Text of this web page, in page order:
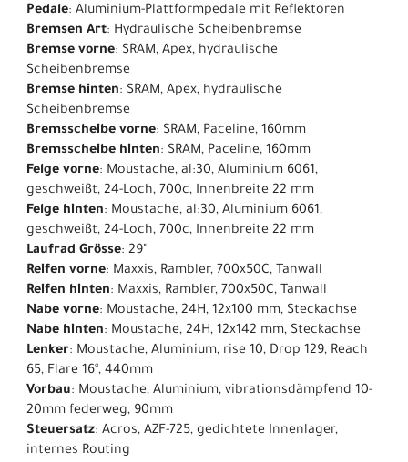
Pedale: Aluminium-Plattformpedale mit Reflektoren
Bremsen Art: Hydraulische Scheibenbremse
Bremse vorne: SRAM, Apex, hydraulische
Scheibenbremse
Bremse hinten: SRAM, Apex, hydraulische
Scheibenbremse
Bremsscheibe vorne: SRAM, Paceline, 160mm
Bremsscheibe hinten: SRAM, Paceline, 160mm
Felge vorne: Moustache, al:30, Aluminium 6061,
geschweißt, 24-Loch, 700c, Innenbreite 22 mm
Felge hinten: Moustache, al:30, Aluminium 6061,
geschweißt, 24-Loch, 700c, Innenbreite 22 mm
Laufrad Grösse: 29"
Reifen vorne: Maxxis, Rambler, 700x50C, Tanwall
Reifen hinten: Maxxis, Rambler, 700x50C, Tanwall
Nabe vorne: Moustache, 24H, 12x100 mm, Steckachse
Nabe hinten: Moustache, 24H, 12x142 mm, Steckachse
Lenker: Moustache, Aluminium, rise 10, Drop 129, Reach
65, Flare 16°, 440mm
Vorbau: Moustache, Aluminium, vibrationsdämpfend 10-
20mm federweg, 90mm
Steuersatz: Acros, AZF-725, gedichtete Innenlager,
internes Routing